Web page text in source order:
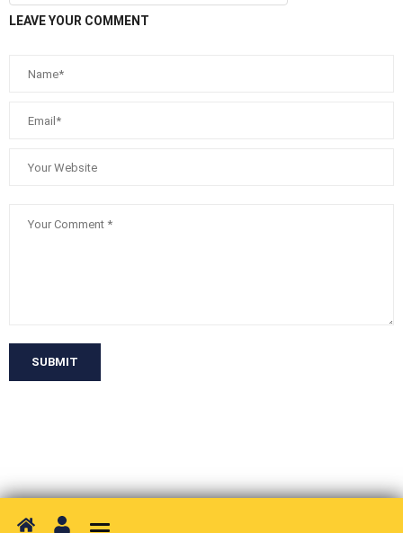
LEAVE YOUR COMMENT
SUBMIT
Toggle navigation